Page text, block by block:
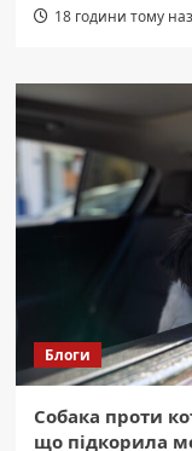
18 години тому
Блоги
Собака проти
що підкорила